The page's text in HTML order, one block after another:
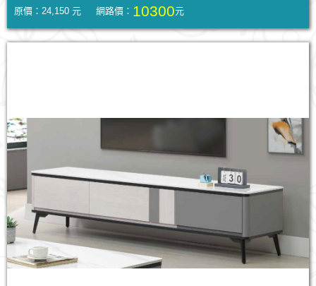
原價：24,150 元 網路價： 10300元